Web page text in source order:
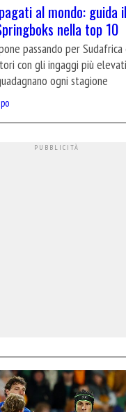
al mondo: guida
nella top 10
passando per
con gli ingaggi più
ogni stagione